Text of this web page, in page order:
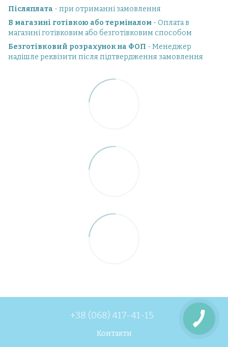
Післяплата - при отриманні замовлення
В магазині готівкою або терміналом - Оплата в
магазині готівковим або безготівковим способом
Безготівковий розрахунок на ФОП - Менеджер
надішле реквізити після підтвердження замовлення
+38 (068) 417-41-15
Контакти